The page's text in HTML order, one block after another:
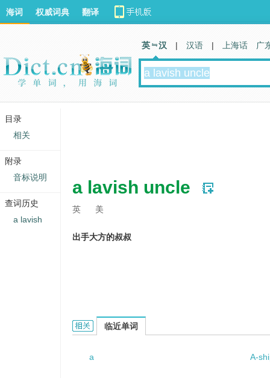
a lavish uncle
英 美
出手大方的叔叔
A lavish uncle的相关资料：
临近单词
a A-
海词 权威词典 翻译
英 汉 | 汉语 | 上海话 广
目录
相关
附录
音标说明
查词历史
a lavish